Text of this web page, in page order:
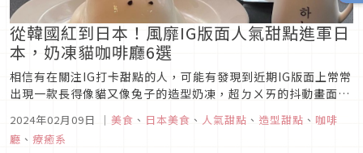
從韓國紅到日本！風靡IG版面人氣甜點進軍日
本，奶凍貓咖啡廳6選
相信有在關注IG打卡甜點的人，可能有發現到近期IG版面上常常
出現一款長得像貓又像兔子的造型奶凍，超ㄉㄨㄞ的抖動畫面，
點，近期這款甜點的熱潮也燒到日本去，最近在日本也紛紛出現
販售這款抖動貓咪／兔子奶凍的咖啡廳，想在日本 品嚐這款超人
2024年02月09日 ｜ 美食 、 日本美食 、 人氣甜點 、 造型甜點 、 咖啡
廳 、 療癒系